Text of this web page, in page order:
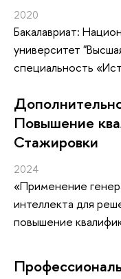
2020
Бакалавриат:
университет
специальность
Повышение
Стажировки
2024
«Применение
интеллекта для
повышение